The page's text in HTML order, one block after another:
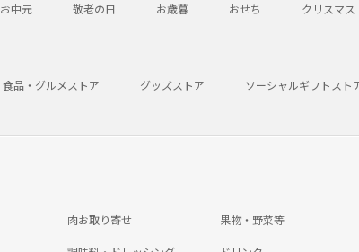
お中元 敬老の日 お歳暮 おせち クリスマス
食品・グルメストア グッズストア ソーシャルギフトスト
肉お取り寄せ 果物・野菜等